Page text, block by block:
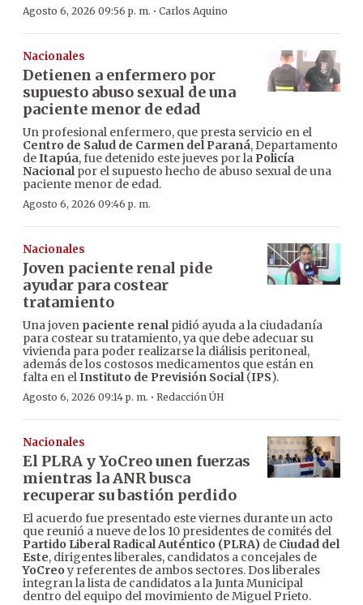
Agosto 6, 2026 09:56 p. m. · Carlos Aquino
Nacionales
Detienen a enfermero por
supuesto abuso sexual de una
paciente menor de edad
Un profesional enfermero, que presta servicio en el
Centro de Salud de Carmen del Paraná, Departamento
deItapúa, fue detenido este jueves por la Policía
Nacionalpor el supuesto hecho de abuso sexual de una
paciente menor de edad.
Agosto 6, 2026 09:46 p. m.
Nacionales
Joven paciente renal pide
ayudar para costear
tratamiento
Una joven paciente renalpidió ayuda a la ciudadanía
para costear su tratamiento, ya que debe adecuar su
vivienda para poder realizarse la diálisis peritoneal,
además de los costosos medicamentos que están en
falta en elInstituto de Previsión Social(IPS).
Agosto 6, 2026 09:14 p. m. · Redacción ÚH
Nacionales
El PLRA y YoCreo unen fuerzas
mientras la ANR busca
recuperar su bastión perdido
El acuerdo fue presentado este viernes durante un acto
que reunió a nueve de los 10 presidentes de comités del
Partido Liberal Radical Auténtico (PLRA) de Ciudad del
Este, dirigentes liberales, candidatos a concejales de
YoCreo y referentes de ambos sectores. Dos liberales
integran la lista de candidatos a la Junta Municipal
dentro del equipo del movimiento de Miguel Prieto.